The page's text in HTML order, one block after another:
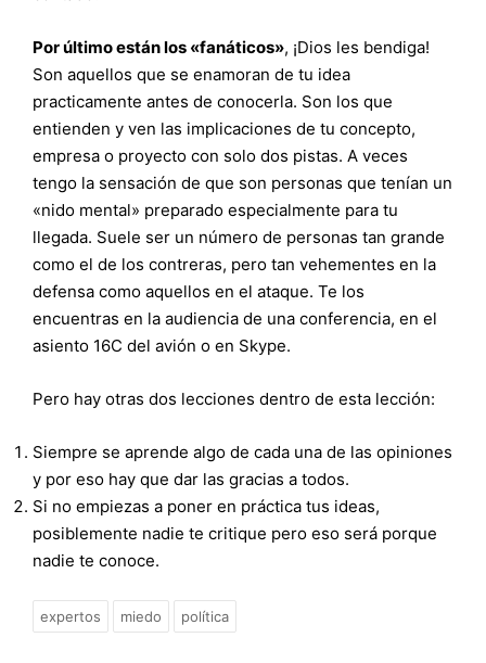
Por último están los «fanáticos», ¡Dios les bendiga!
Son aquellos que se enamoran de tu idea
practicamente antes de conocerla. Son los que
entienden y ven las implicaciones de tu concepto,
empresa o proyecto con solo dos pistas. A veces
tengo la sensación de que son personas que tenían un
«nido mental» preparado especialmente para tu
llegada. Suele ser un número de personas tan grande
como el de los contreras, pero tan vehementes en la
defensa como aquellos en el ataque. Te los
encuentras en la audiencia de una conferencia, en el
asiento 16C del avión o en Skype.
Pero hay otras dos lecciones dentro de esta lección:
Siempre se aprende algo de cada una de las opiniones
y por eso hay que dar las gracias a todos.
Si no empiezas a poner en práctica tus ideas,
posiblemente nadie te critique pero eso será porque
nadie te conoce.
expertos miedo política